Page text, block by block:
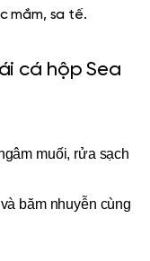
mắm, sa tế.
cá hộp Sea
muối, rửa sạch
băm nhuyễn cùng